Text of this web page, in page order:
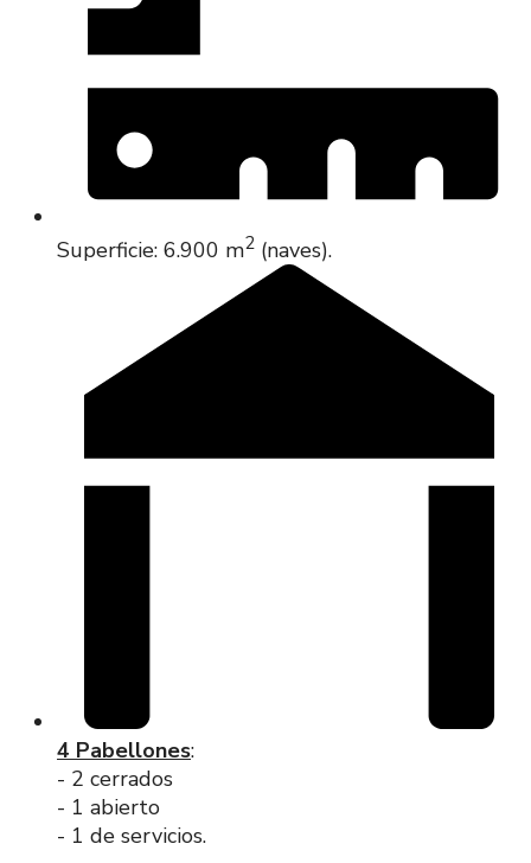
Superficie: 6.900 m2 (naves).
4 Pabellones:
- 2 cerrados
- 1 abierto
- 1 de servicios.